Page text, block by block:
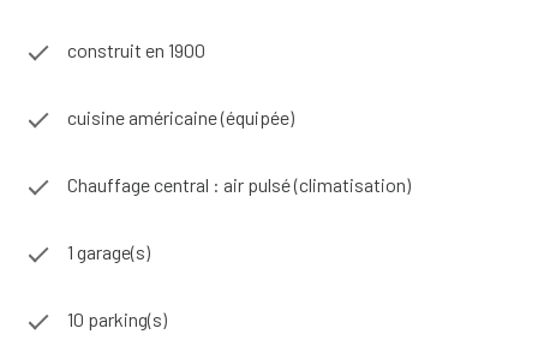
Localisation recherchée au coeur d'un territoire touristique
06.77.12.20.48
construit en 1900
cuisine américaine (équipée)
Chauffage central : air pulsé (climatisation)
1 garage(s)
10 parking(s)